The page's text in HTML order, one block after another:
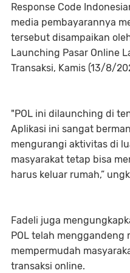
Response Code
media pembayarannya
tersebut disampaikan
Launching Pasar Online
Transaksi, Kamis (13/8/
"POL ini dilaunching di
Aplikasi ini sangat
mengurangi aktivitas di
masyarakat tetap bisa
harus keluar rumah,”
Fadeli juga
POL telah
mempermudah
transaksi online.